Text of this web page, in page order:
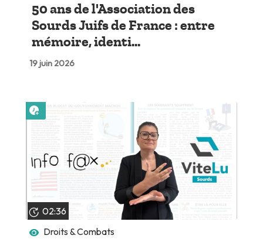
50 ans de l'Association des
Sourds Juifs de France : entre
mémoire, identi...
19 juin 2026
02:36
Droits & Combats
Lire plus tard